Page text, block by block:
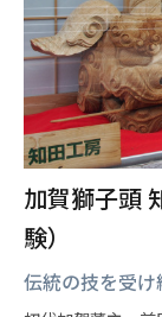
加賀獅子頭
験）
伝統の技を受け